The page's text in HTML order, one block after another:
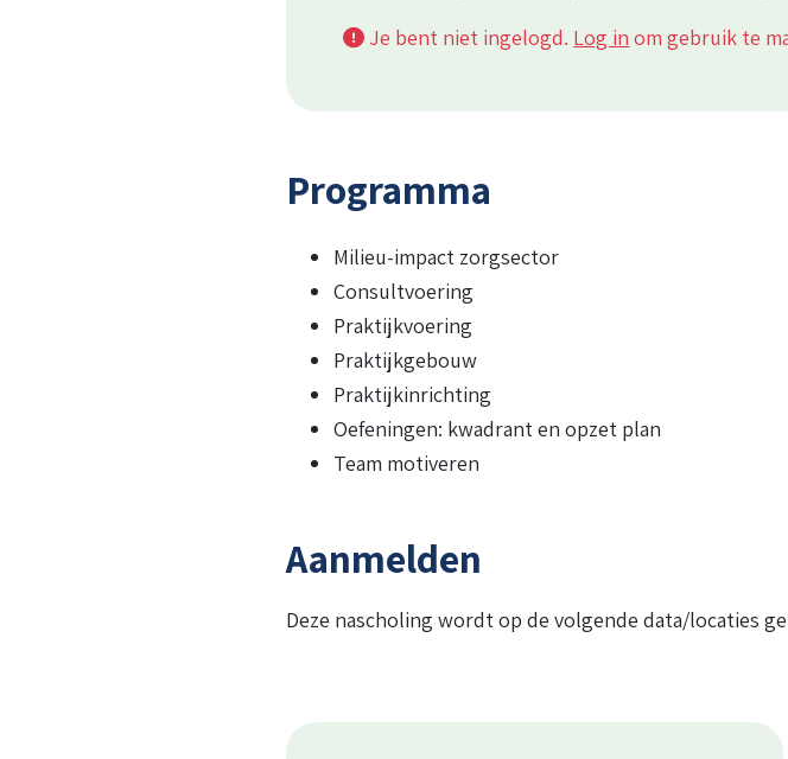
Je bent niet ingelogd. Log in om gebruik te
Programma
Milieu-impact zorgsector
Consultvoering
Praktijkvoering
Praktijkgebouw
Praktijkinrichting
Oefeningen: kwadrant en opzet plan
Team motiveren
Aanmelden
Deze nascholing wordt op de volgende data/locaties